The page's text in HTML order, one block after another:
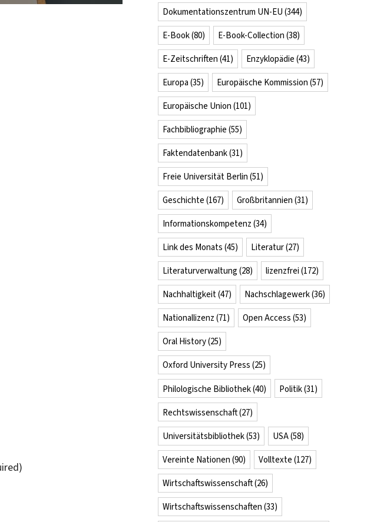
Dokumentationszentrum UN-EU (344)
E-Book(80) E-Book-Collection (38)
E-Zeitschriften (41) Enzyklopädie (43)
Europa (35) Europäische Kommission (57)
Europäische Union (101)
Fachbibliographie (55)
Faktendatenbank(31)
Freie Universität Berlin (51)
Geschichte (167) Großbritannien (31)
Informationskompetenz (34)
Link des Monats (45) Literatur(27)
Literaturverwaltung (28) lizenzfrei (172)
Nachhaltigkeit(47) Nachschlagewerk(36)
Nationallizenz (71) Open Access (53)
Oral History(25)
Oxford University Press (25)
Philologische Bibliothek(40) Politik(31)
Rechtswissenschaft(27)
Universitätsbibliothek(53) USA(58)
Vereinte Nationen (90) Volltexte (127)
Wirtschaftswissenschaft(26)
Wirtschaftswissenschaften (33)